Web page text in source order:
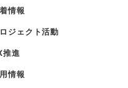
情報
ジェクト活動
推進
情報